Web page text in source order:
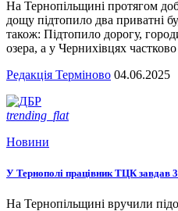
На Тернопільщині протягом
дощу підтопило два приватні
також: Підтопило дорогу,
озера, а у Чернихівцях
Редакція Терміново 04.06.2025
trending_flat
Новини
У Тернополі працівник ТЦК завдав
На Тернопільщині вручили